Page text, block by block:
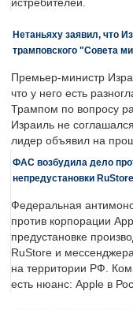
истребителей.
Нетаньяху заявил, что
трамповского "Совета
Премьер-министр
что у него есть
Трампом по вопросу
Израиль не
лидер объявил на
ФАС возбудила дело
непредустановки
Федеральная
против корпорации
предустановке
RuStore и
на территории РФ.
есть нюанс: Apple в